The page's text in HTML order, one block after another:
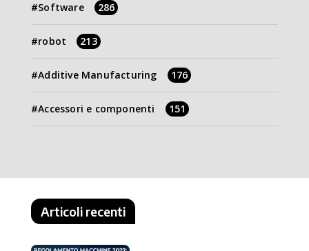
Software 286
robot 213
Additive Manufacturing 176
Accessori e componenti 151
Articoli recenti